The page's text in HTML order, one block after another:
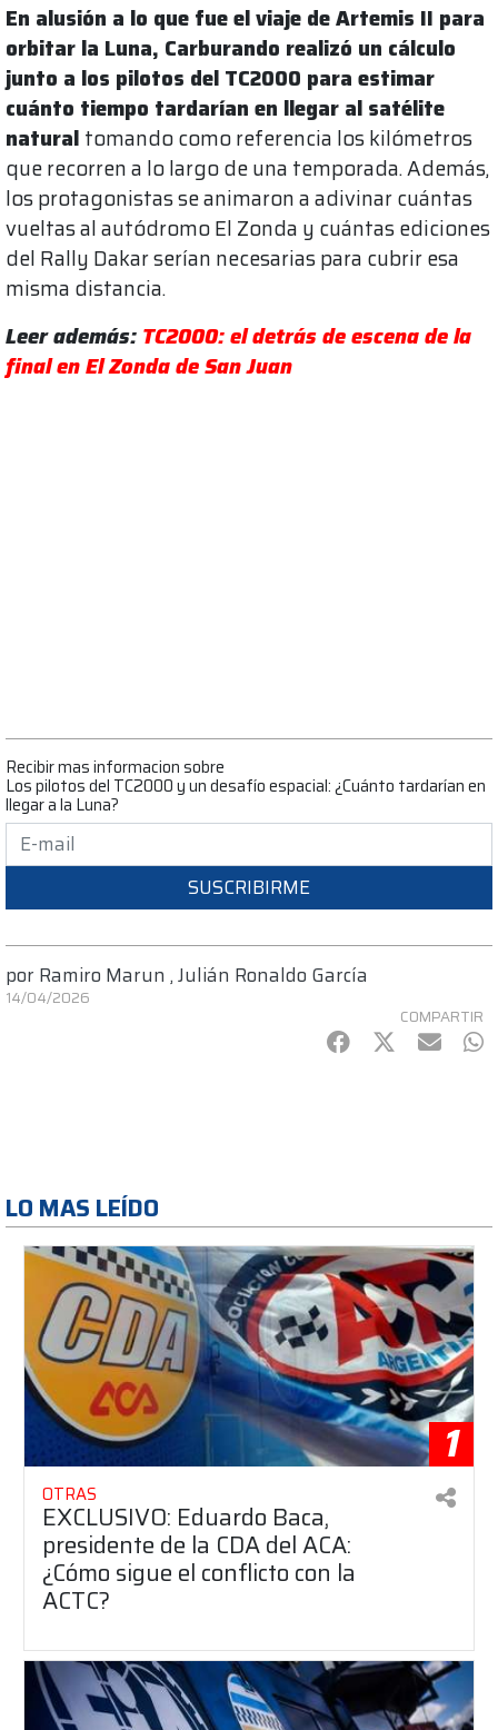
En alusión a lo que fue el viaje de Artemis II para
orbitar la Luna, Carburando realizó un cálculo
junto a los pilotos del TC2000 para estimar
cuánto tiempo tardarían en llegar al satélite
natural tomando como referencia los kilómetros
que recorren a lo largo de una temporada. Además,
los protagonistas se animaron a adivinar cuántas
vueltas al autódromo El Zonda y cuántas ediciones
del Rally Dakar serían necesarias para cubrir esa
misma distancia.
Leer además: TC2000: el detrás de escena de la
final en El Zonda de San Juan
Recibir mas informacion sobre
Los pilotos del TC2000 y un desafío espacial: ¿Cuánto tardarían en
llegar a la Luna?
SUSCRIBIRME
por Ramiro Marun ,Julián Ronaldo García
14/04/2026
COMPARTIR
Facebook
Twitter
mail
LO MAS LEÍDO
1
OTRAS
EXCLUSIVO: Eduardo Baca,
presidente de la CDA del ACA:
¿Cómo sigue el conflicto con la
ACTC?